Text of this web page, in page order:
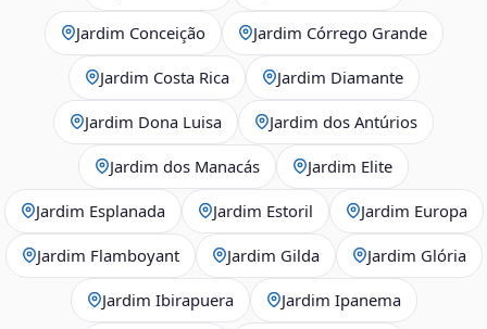
Jardim Conceição Jardim Córrego Grande
Jardim Costa Rica Jardim Diamante
Jardim Dona Luisa Jardim dos Antúrios
Jardim dos Manacás Jardim Elite
Jardim Esplanada Jardim Estoril Jardim Europa
Jardim Flamboyant Jardim Gilda Jardim Glória
Jardim Ibirapuera Jardim Ipanema